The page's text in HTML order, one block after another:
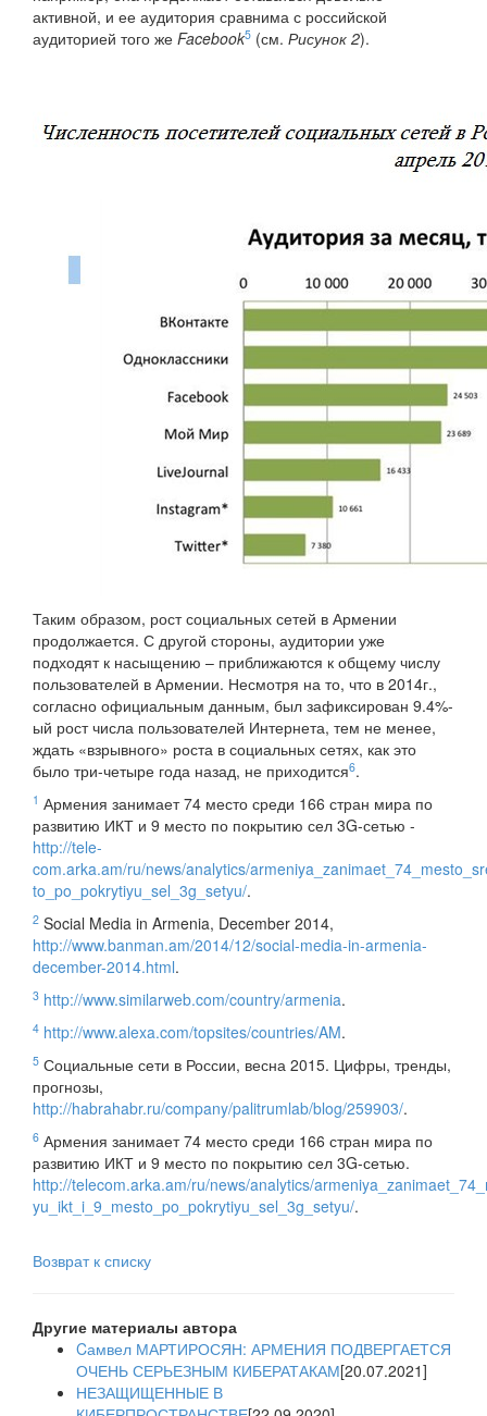
активной, и ее аудитория сравнима с российской
аудиторией того же Facebook5 (см. Рисунок 2).
Таким образом, рост социальных сетей в Армении
продолжается. С другой стороны, аудитории уже
подходят к насыщению – приближаются к общему числу
пользователей в Армении. Несмотря на то, что в 2014г.,
согласно официальным данным, был зафиксирован 9.4%-
ый рост числа пользователей Интернета, тем не менее,
ждать «взрывного» роста в социальных сетях, как это
было три-четыре года назад, не приходится6.
1 Армения занимает 74 место среди 166 стран мира по
развитию ИКТ и 9 место по покрытию сел 3G-сетью -
http://tele-
com.arka.am/ru/news/analytics/
to_po_pokrytiyu_sel_3g_setyu/.
2 Social Media in Armenia, December 2014,
http://www.banman.am/2014/12/social-media-in-armenia-
december-2014.html.
3 http://www.similarweb.com/country/armenia.
4 http://www.alexa.com/topsites/countries/AM.
5 Социальные сети в России, весна 2015. Цифры, тренды,
прогнозы,
http://habrahabr.ru/company/palitrumlab/blog/259903/.
6 Армения занимает 74 место среди 166 стран мира по
развитию ИКТ и 9 место по покрытию сел 3G-сетью.
http://telecom.arka.am/ru/news/analytics/
yu_ikt_i_9_mesto_po_pokrytiyu_sel_3g_setyu/.
Возврат к списку
Другие материалы автора
Cамвел МАРТИРОСЯН: АРМЕНИЯ ПОДВЕРГАЕТСЯ
ОЧЕНЬ СЕРЬЕЗНЫМ КИБЕРАТАКАМ[20.07.2021]
НЕЗАЩИЩЕННЫЕ В